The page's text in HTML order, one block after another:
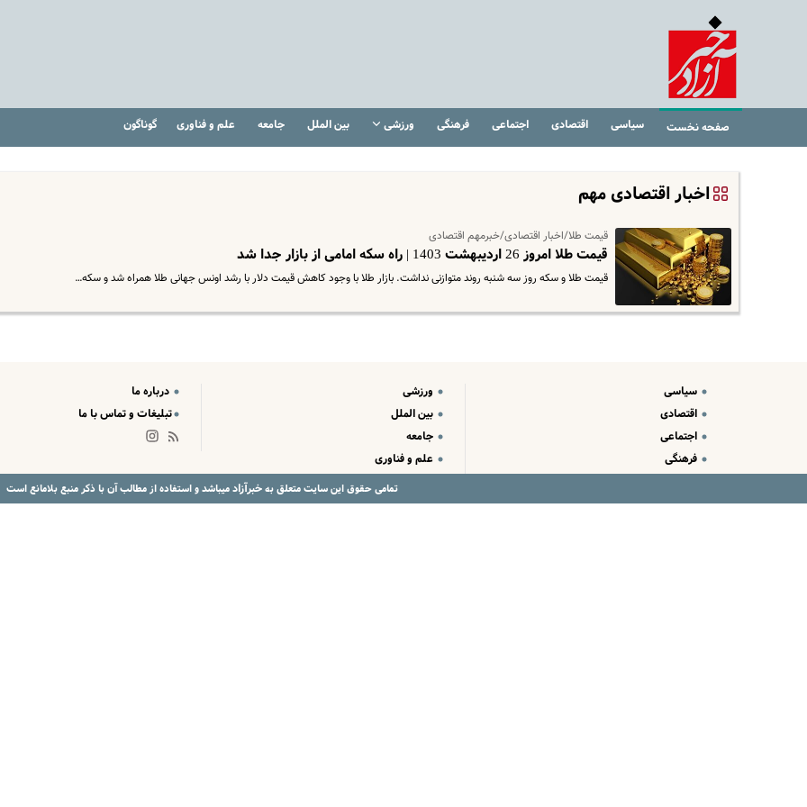
صفحه نخست سیاسی اقتصادی اجتماعی فرهنگی ورزشی بین الملل جامعه علم و فناوری گوناگون
اخبار اقتصادی مهم
قیمت طلا/اخبار اقتصادی/خبرمهم اقتصادی
قیمت طلا امروز 26 اردیبهشت 1403 | راه سکه امامی از بازار جدا شد
قیمت طلا و سکه روز سه شنبه روند متوازنی نداشت. بازار طلا با وجود کاهش قیمت دلار با رشد اونس جهانی طلا همراه شد و سکه…
سیاسی
اقتصادی
اجتماعی
فرهنگی
ورزشی
بین الملل
جامعه
علم و فناوری
درباره ما
تبلیغات و تماس با ما
تمامی حقوق این سایت متعلق بهخبرآزادمیباشد و استفاده از مطالب آن با ذکر منبع بلامانع است